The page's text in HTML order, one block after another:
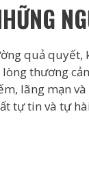
quả quyết,
thương
lãng mạn
tự tin và tự